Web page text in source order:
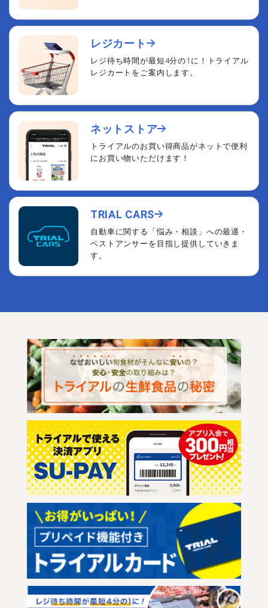
レジカート
レジ待ち時間が最短4分の1に！トライアル
レジカートをご案内します。
ネットストア
トライアルのお買い得商品がネットで便利
にお買い物いただけます！
TRIAL CARS
自動車に関する「悩み・相談」への最適・
ベストアンサーを目指し提供していきま
す。